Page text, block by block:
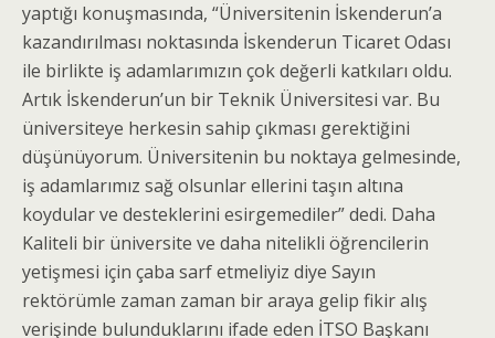
yaptığı konuşmasında, “Üniversitenin İskenderun’a
kazandırılması noktasında İskenderun Ticaret Odası
ile birlikte iş adamlarımızın çok değerli katkıları oldu.
Artık İskenderun’un bir Teknik Üniversitesi var. Bu
üniversiteye herkesin sahip çıkması gerektiğini
düşünüyorum. Üniversitenin bu noktaya gelmesinde,
iş adamlarımız sağ olsunlar ellerini taşın altına
koydular ve desteklerini esirgemediler” dedi. Daha
Kaliteli bir üniversite ve daha nitelikli öğrencilerin
yetişmesi için çaba sarf etmeliyiz diye Sayın
rektörümle zaman zaman bir araya gelip fikir alış
verişinde bulunduklarını ifade eden İTSO Başkanı